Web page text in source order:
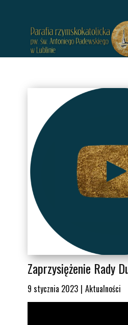
Zaprzysiężenie Rady
9 stycznia 2023 Aktualności